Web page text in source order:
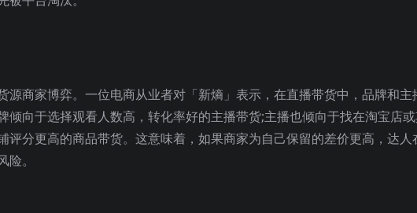
源商家博弈。一位电商从业者对「新熵」表示，在直播带货中，品牌和主
倾向于选择观看人数高，转化率好的主播带货;主播也倾向于找在淘宝店
评分更高的商品带货。这意味着，如果商家为自己保留的差价更高，达人
。